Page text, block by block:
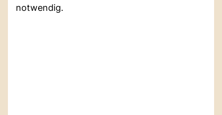
notwendig.